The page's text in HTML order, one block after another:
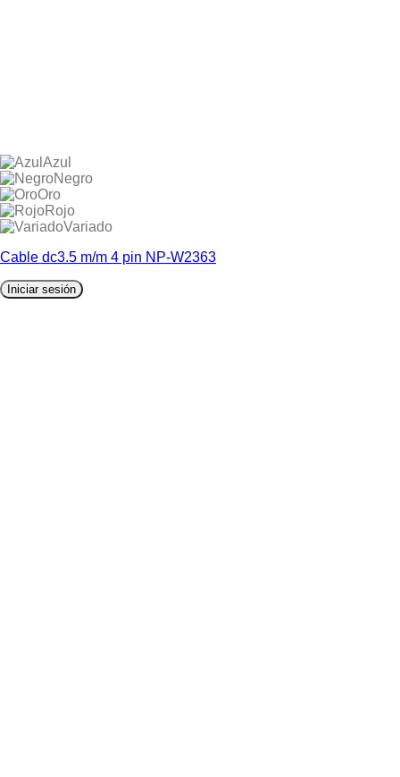
Azul
Negro
Oro
Rojo
Variado
Cable dc3.5 m/m 4 pin NP-W2363
Iniciar sesión